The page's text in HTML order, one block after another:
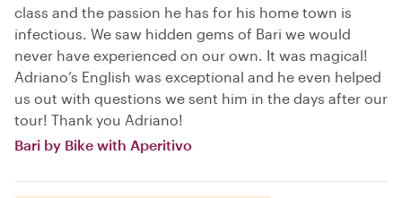
class and the passion he has for his home town is
infectious. We saw hidden gems of Bari we would
never have experienced on our own. It was magical!
Adriano’s English was exceptional and he even helped
us out with questions we sent him in the days after our
tour! Thank you Adriano!
Bari by Bike with Aperitivo